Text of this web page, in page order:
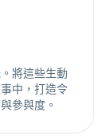
將這些生動
中，打造令
參與度。